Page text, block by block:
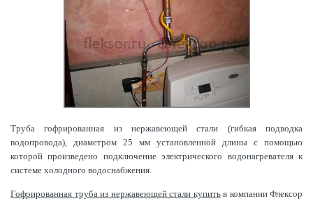
Труба гофрированная из нержавеющей стали (гибкая подводка
водопровода), диаметром 25 мм установленной длины с помощью
которой произведено подключение электрического водонагревателя к
системе холодного водоснабжения.
Гофрированная труба из нержавеющей стали купитьв компании Флексор